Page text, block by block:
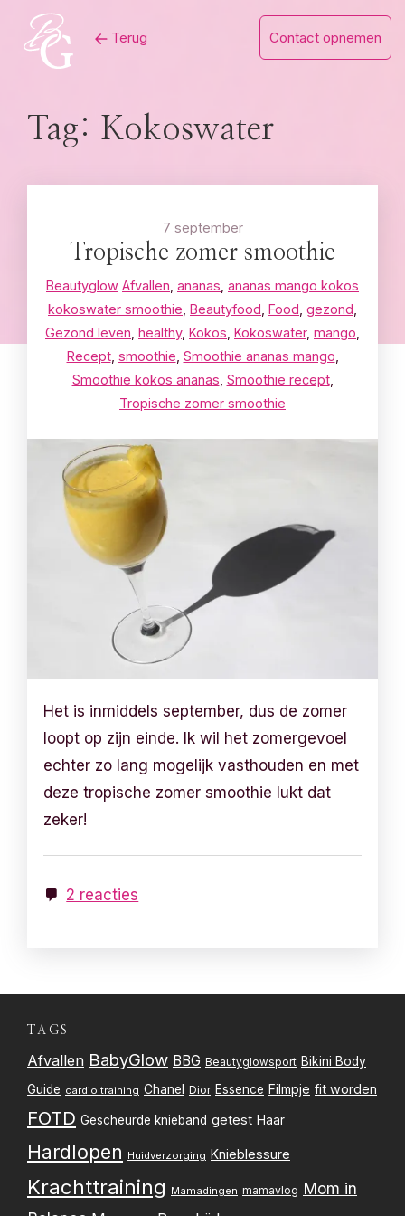
content
Terug Contact opnemen
Tag: Kokoswater
7 september
Tropische zomer smoothie
Beautyglow Afvallen ananas ananas mango kokos
kokoswater smoothie Beautyfood Food gezond
Gezond leven healthy, Kokos Kokoswater, mango
Recept, smoothie Smoothie ananas mango
Smoothie kokos ananas Smoothie recept,
Tropische zomer smoothie
Het is inmiddels september, dus de zomer
loopt op zijn einde. Ik wil het zomergevoel
echter zo lang mogelijk vasthouden en met
deze tropische zomer smoothie lukt dat
zeker!
2 reacties
TAGS
Afvallen BabyGlow BBG Beautyglowsport Bikini Body
Guide cardio training Chanel Dior Essence Filmpje fit worden
FOTD Gescheurde knieband getest Haar
Hardlopen Huidverzorging Knieblessure
Krachttraining Mamadingen mamavlog Mom in